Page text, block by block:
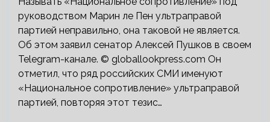
руководством Марин ле Пен ультраправой
партией неправильно, она таковой не является.
Об этом заявил сенатор Алексей Пушков в своем
Telegram-канале. © globallookpress.com Он
отметил, что ряд российских СМИ именуют
«Национальное сопротивление» ультраправой
партией, повторяя этот тезис…